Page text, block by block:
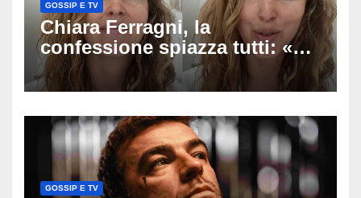
GOSSIP E TV
Chiara Ferragni, la
confessione spiazza tutti: «Un
mio ex voleva che mi rifacessi
il seno». Poi svela i ritocchi di
GOSSIP E TV